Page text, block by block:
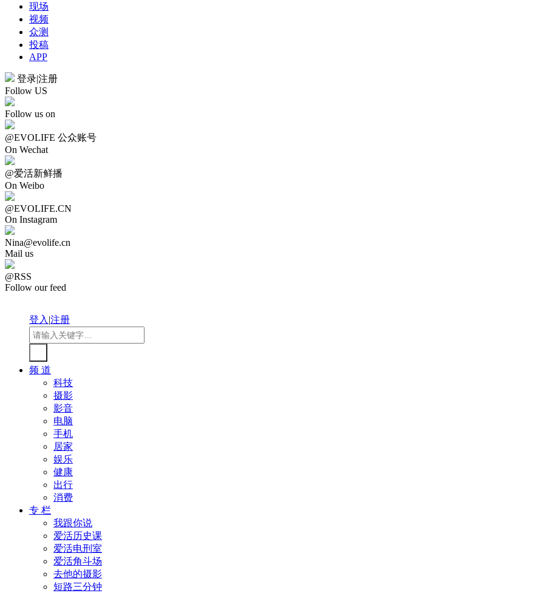
现场
视频
众测
投稿
APP
登录|注册
Follow US
Follow us on
@EVOLIFE 公众账号
On Wechat
@爱活新鲜播
On Weibo
@EVOLIFE.CN
On Instagram
Nina@evolife.cn
Mail us
@RSS
Follow our feed
登入|注册
频 道
科技
摄影
影音
电脑
手机
居家
娱乐
健康
出行
消费
专 栏
我跟你说
爱活历史课
爱活电刑室
爱活角斗场
去他的摄影
短路三分钟